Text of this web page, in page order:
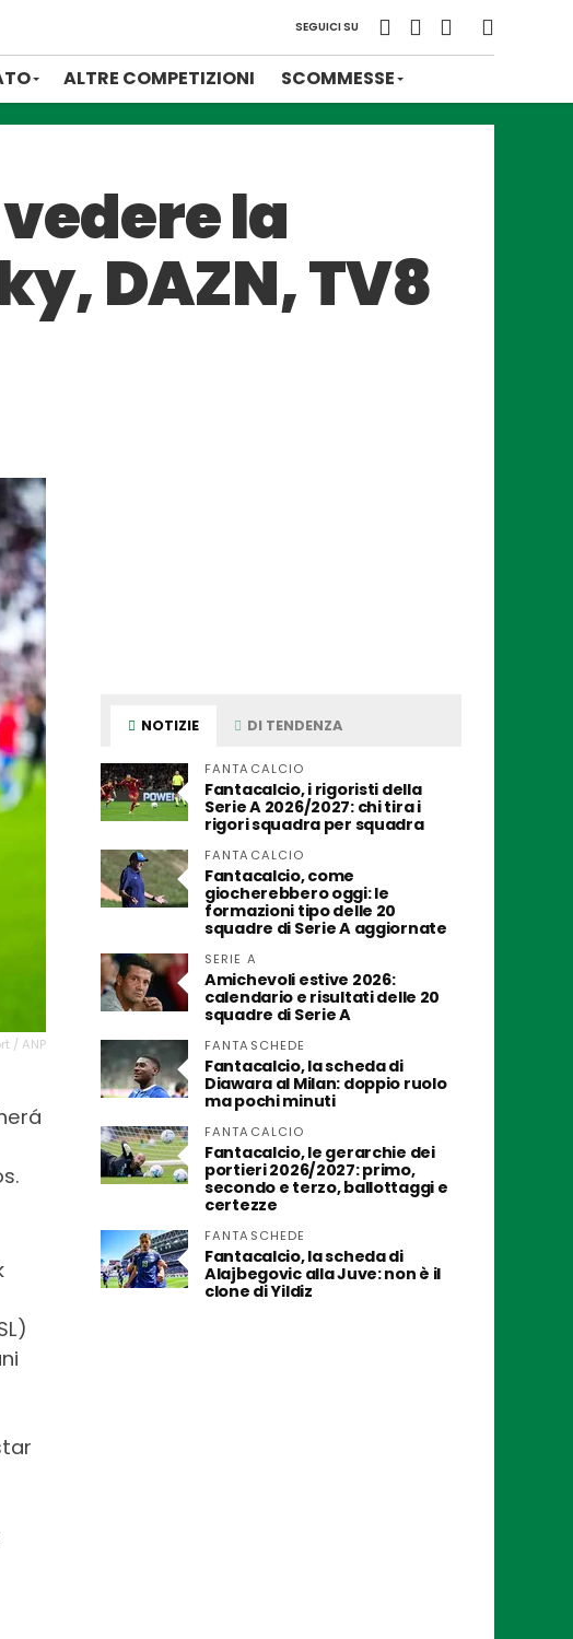
SEGUICI SU
ALTRE COMPETIZIONI SCOMMESSE
la
DAZN, TV8
/ ANP
NOTIZIE DI TENDENZA
FANTACALCIO
Fantacalcio, i rigoristi della
Serie A 2026/2027: chi tira i
rigori squadra per squadra
FANTACALCIO
Fantacalcio, come
giocherebbero oggi: le
formazioni tipo delle 20
squadre di Serie A aggiornate
SERIE A
Amichevoli estive 2026:
calendario e risultati delle 20
squadre di Serie A
FANTASCHEDE
Fantacalcio, la scheda di
Diawara al Milan: doppio ruolo
ma pochi minuti
FANTACALCIO
Fantacalcio, le gerarchie dei
portieri 2026/2027: primo,
secondo e terzo, ballottaggi e
certezze
FANTASCHEDE
Fantacalcio, la scheda di
Alajbegovic alla Juve: non è il
clone di Yildiz